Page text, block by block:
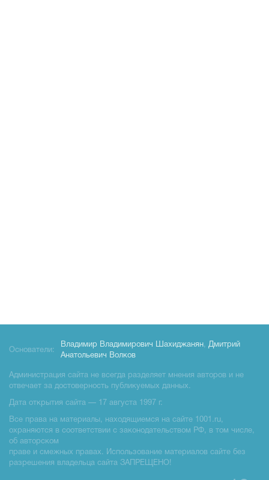
Основатели:
Владимир Владимирович Шахиджанян, Дмитрий
Анатольевич Волков
Администрация сайта не всегда разделяет мнения авторов и не
отвечает за достоверность публикуемых данных.
Дата открытия сайта — 17 августа 1997 г.
Все права на материалы, находящиемся на сайте 1001.ru,
охраняются в соответствии с законодательством РФ, в том числе,
об авторском
праве и смежных правах. Использование материалов сайте без
разрешения владельца сайта ЗАПРЕЩЕНО!